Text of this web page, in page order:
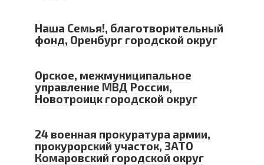
Наша Семья!, благотворительный
фонд, Оренбург городской округ
Орское, межмуниципальное
управление МВД России,
Новотроицк городской округ
24 военная прокуратура армии,
прокурорский участок, ЗАТО
Комаровский городской округ